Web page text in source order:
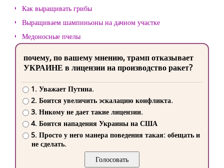
Как выращивать грибы
Выращиваем шампиньоны на дачном участке
Медоносные пчелы
почему, по вашему мнению, трамп отказывает
УКРАИНЕ в лицензии на производство ракет?
1. Уважает Путина.
2. Боится увеличить эскалацию конфликта.
3. Никому не дает такие лицензии.
4. Боится нападения Украины на США
5. Просто у него манера поведения такая: обещать и
не сделать.